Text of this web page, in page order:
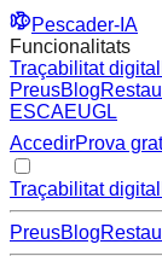
Pescader-IA
Funcionalitats
Traçabilitat digital
PreusBlog
ESCAEUGL
AccedirProva
Traçabilitat digital
PreusBlog